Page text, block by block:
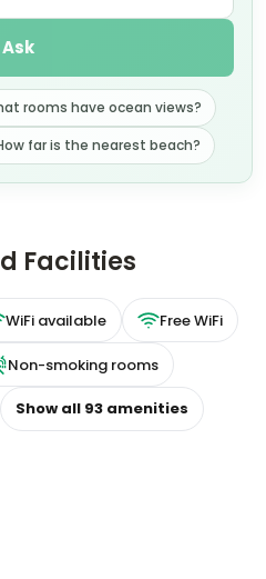
Ask
rooms have ocean views?
far is the nearest beach?
Facilities
WiFi available Free WiFi
Non-smoking rooms
Show all 93amenities